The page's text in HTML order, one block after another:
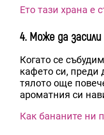
Ето тази храна е
4. Може да
Когато се
кафето си, преди
тялото още
ароматния си
Как бананите ни